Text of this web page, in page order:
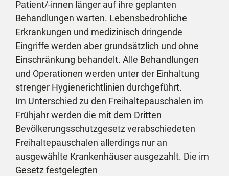
Patient/-innen länger auf ihre geplanten
Behandlungen warten. Lebensbedrohliche
Erkrankungen und medizinisch dringende
Eingriffe werden aber grundsätzlich und ohne
Einschränkung behandelt. Alle Behandlungen
und Operationen werden unter der Einhaltung
strenger Hygienerichtlinien durchgeführt.
Im Unterschied zu den Freihaltepauschalen im
Frühjahr werden die mit dem Dritten
Bevölkerungsschutzgesetz verabschiedeten
Freihaltepauschalen allerdings nur an
ausgewählte Krankenhäuser ausgezahlt. Die im
Gesetz festgelegten